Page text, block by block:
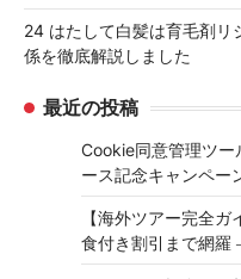
24 はたして白髪は育毛剤リ
係を徹底解説しました
最近の投稿
Cookie同意管理ツー
ース記念キャンペー
【海外ツアー完全
食付き割引まで網羅